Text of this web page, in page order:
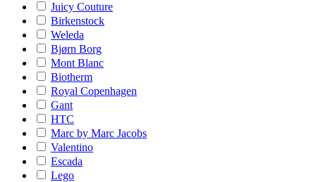
Juicy Couture
Birkenstock
Weleda
Bjørn Borg
Mont Blanc
Biotherm
Royal Copenhagen
Gant
HTC
Marc by Marc Jacobs
Valentino
Escada
Lego